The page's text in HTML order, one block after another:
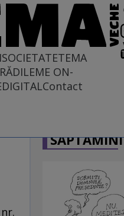
SOCIETATETEMA
DILEME ON-
DIGITALContact